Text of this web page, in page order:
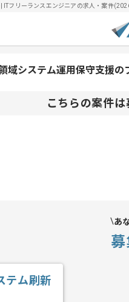
ITフリーランスエンジニアの求人・案件
域システム運用保守支援の
こちらの案件
あ
テム刷新